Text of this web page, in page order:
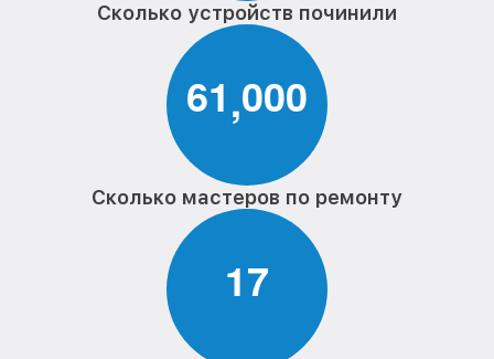
Сколько устройств починили
61,000
Сколько мастеров по ремонту
17